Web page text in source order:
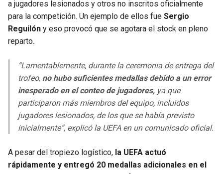
a jugadores lesionados y otros no inscritos oficialmente
para la competición. Un ejemplo de ellos fue Sergio
Reguilón y eso provocó que se agotara el stock en pleno
reparto.
“Lamentablemente, durante la ceremonia de entrega del
trofeo, no hubo suficientes medallas debido a un error
inesperado en el conteo de jugadores, ya que
participaron más miembros del equipo, incluidos
jugadores lesionados, de los que se había previsto
inicialmente”, explicó la UEFA en un comunicado oficial.
A pesar del tropiezo logístico, la UEFA actuó
rápidamente y entregó 20 medallas adicionales en el